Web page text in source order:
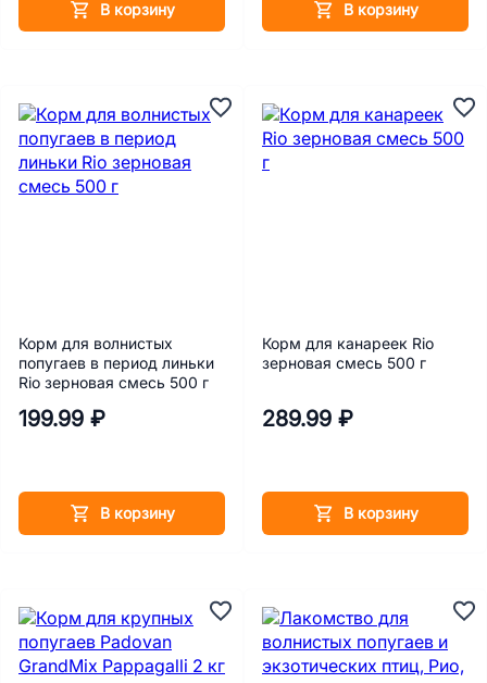
В корзину В корзину
Корм для волнистых
попугаев в период линьки
Rio зерновая смесь 500 г
199.99 ₽
В корзину
Корм для канареек Rio
зерновая смесь 500 г
289.99 ₽
В корзину